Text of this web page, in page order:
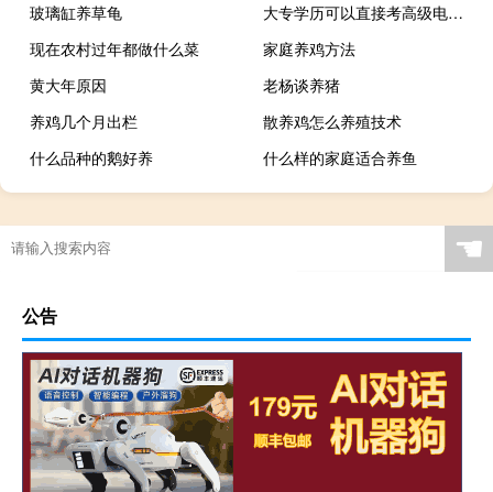
玻璃缸养草龟
大专学历可以直接考高级电工证吗
现在农村过年都做什么菜
家庭养鸡方法
黄大年原因
老杨谈养猪
养鸡几个月出栏
散养鸡怎么养殖技术
什么品种的鹅好养
什么样的家庭适合养鱼
☚
公告